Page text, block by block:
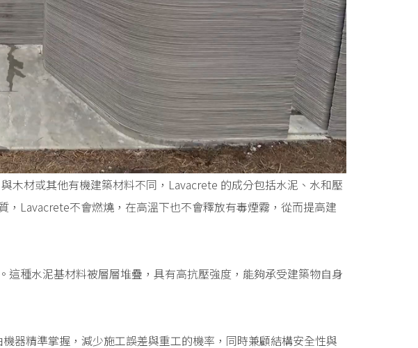
木材或其他有機建築材料不同，Lavacrete 的成分包括水泥、水和壓
Lavacrete不會燃燒，在高溫下也不會釋放有毒煙霧，從而提高建
這種水泥基材料被層層堆疊，具有高抗壓強度，能夠承受建築物自身
器精準掌握，減少施工誤差與重工的機率，同時兼顧結構安全性與